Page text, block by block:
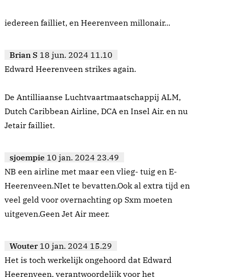
iedereen failliet, en Heerenveen millonair...
Brian S 18 jun. 2024 11.10
Edward Heerenveen strikes again.
De Antilliaanse Luchtvaartmaatschappij ALM,
Dutch Caribbean Airline, DCA en Insel Air. en nu
Jetair failliet.
sjoempie 10 jan. 2024 23.49
NB een airline met maar een vlieg- tuig en E-
Heerenveen.NIet te bevatten.Ook al extra tijd en
veel geld voor overnachting op Sxm moeten
uitgeven.Geen Jet Air meer.
Wouter 10 jan. 2024 15.29
Het is toch werkelijk ongehoord dat Edward
Heerenveen, verantwoordelijk voor het